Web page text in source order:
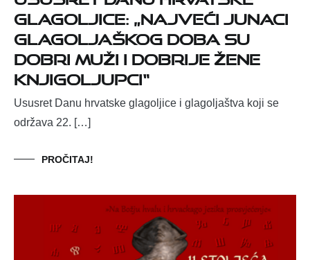
glagoljice: „Najveći junaci
glagoljaškog doba su
dobri muži i dobrije žene
knjigoljupci“
Ususret Danu hrvatske glagoljice i glagoljaštva koji se
održava 22. […]
PROČITAJ!